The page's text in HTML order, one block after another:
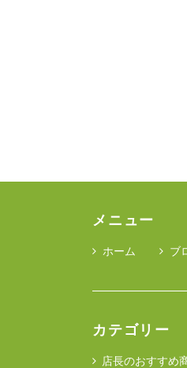
メニュー
ホーム ブ
カテゴリー
店長のおすすめ